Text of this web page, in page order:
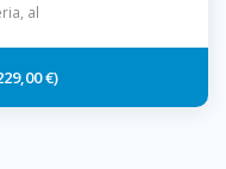
al
€